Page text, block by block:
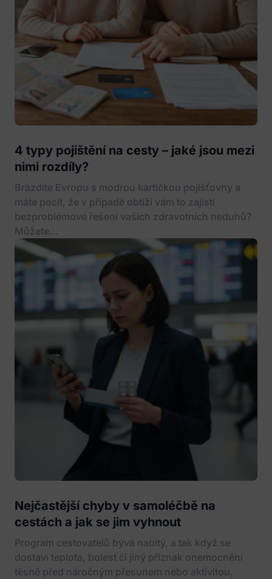
4 typy pojištění na cesty – jaké jsou mezi
nimi rozdíly?
Brázdíte Evropu s modrou kartičkou pojišťovny a
máte pocit, že v případě obtíží vám to zajistí
bezproblémové řešení vašich zdravotních neduhů?
Můžete...
Nejčastější chyby v samoléčbě na
cestách a jak se jim vyhnout
Program cestovatelů bývá nabitý, a tak když se
dostaví teplota, bolest či jiný příznak onemocnění
těsně před náročným přesunem nebo aktivitou,